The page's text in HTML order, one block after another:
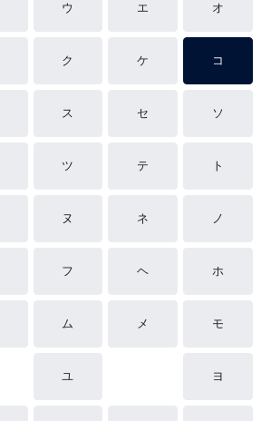
ウ エ オ
ク ケ コ
ス セ ソ
ツ テ ト
ヌ ネ ノ
フ ヘ ホ
ム メ モ
ユ ヨ